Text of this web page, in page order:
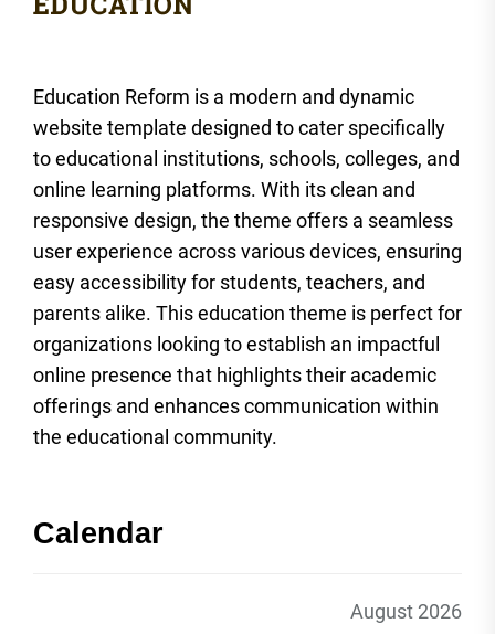
Education Reform is a modern and dynamic
website template designed to cater specifically
to educational institutions, schools, colleges, and
online learning platforms. With its clean and
responsive design, the theme offers a seamless
user experience across various devices, ensuring
easy accessibility for students, teachers, and
parents alike. This education theme is perfect for
organizations looking to establish an impactful
online presence that highlights their academic
offerings and enhances communication within
the educational community.
Calendar
August 2026